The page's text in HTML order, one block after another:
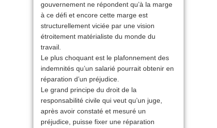
gouvernement ne répondent qu’à la marge
à ce défi et encore cette marge est
structurellement viciée par une vision
étroitement matérialiste du monde du
travail.
Le plus choquant est le plafonnement des
indemnités qu’un salarié pourrait obtenir en
réparation d’un préjudice.
Le grand principe du droit de la
responsabilité civile qui veut qu’un juge,
après avoir constaté et mesuré un
préjudice, puisse fixer une réparation